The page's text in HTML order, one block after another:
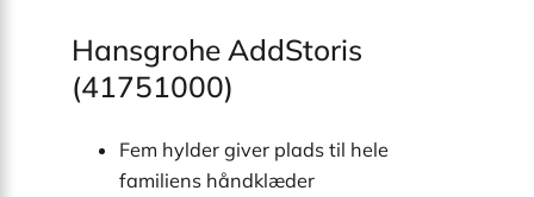
Hansgrohe AddStoris
(41751000)
Fem hylder giver plads til hele
familiens håndklæder